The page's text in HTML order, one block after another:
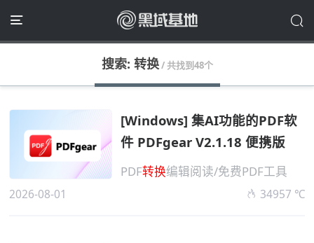
搜索: 转换/ 共找到48个
[Windows] 集AI功能的PDF软
件 PDFgear V2.1.18 便携版
PDF转换编辑阅读/免费PDF工具
2026-08-01 34957 ℃